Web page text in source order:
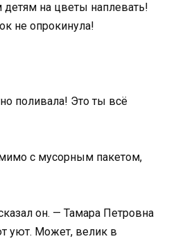
на цветы наплевать!
не опрокинула!
поливала! Это ты всё
с мусорным пакетом,
он. — Тамара Петровна
уют. Может, велик в